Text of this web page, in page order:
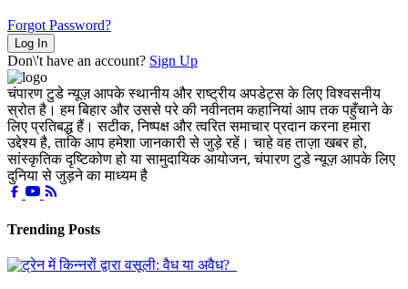
Forgot Password?
Log In
Don\'t have an account? Sign Up
चंपारण टुडे न्यूज़ आपके स्थानीय और राष्ट्रीय अपडेट्स के लिए विश्वसनीय
स्रोत है। हम बिहार और उससे परे की नवीनतम कहानियां आप तक पहुँचाने के
लिए प्रतिबद्ध हैं। सटीक, निष्पक्ष और त्वरित समाचार प्रदान करना हमारा
उद्देश्य है, ताकि आप हमेशा जानकारी से जुड़े रहें। चाहे वह ताज़ा खबर हो,
सांस्कृतिक दृष्टिकोण हो या सामुदायिक आयोजन, चंपारण टुडे न्यूज़ आपके लिए
दुनिया से जुड़ने का माध्यम है
Trending Posts